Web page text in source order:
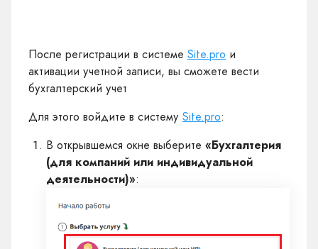
После регистрации в системе Site.pro и
активации учетной записи, вы сможете вести
бухгалтерский учет
Для этого войдите в систему Site.pro:
В открывшемся окне выберите «Бухгалтерия
(для компаний или индивидуальной
деятельности)»: